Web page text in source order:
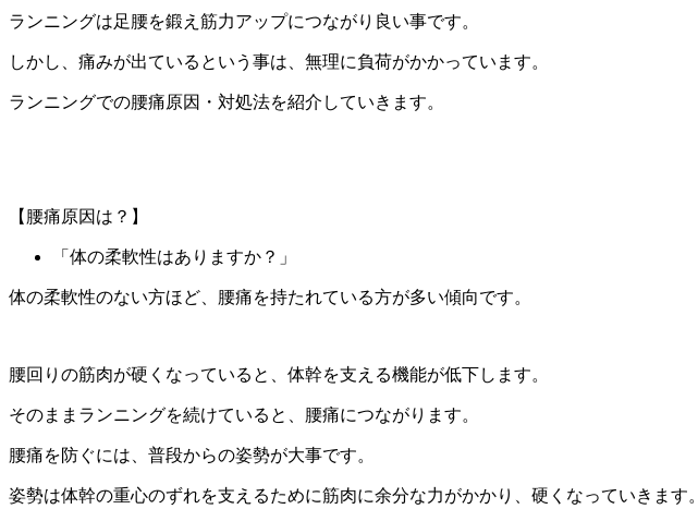
ランニングは足腰を鍛え筋力アップにつながり良い事です。
しかし、痛みが出ているという事は、無理に負荷がかかっています。
ランニングでの腰痛原因・対処法を紹介していきます。
【腰痛原因は？】
「体の柔軟性はありますか？」
体の柔軟性のない方ほど、腰痛を持たれている方が多い傾向です。
腰回りの筋肉が硬くなっていると、体幹を支える機能が低下します。
そのままランニングを続けていると、腰痛につながります。
腰痛を防ぐには、普段からの姿勢が大事です。
姿勢は体幹の重心のずれを支えるために筋肉に余分な力がかかり、硬くなっていきます。